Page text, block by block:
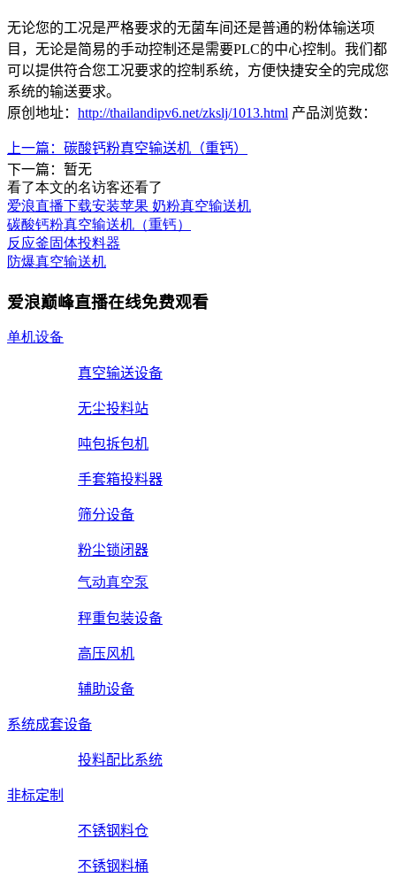
无论您的工况是严格要求的无菌车间还是普通的粉体输送项
目，无论是简易的手动控制还是需要PLC的中心控制。我们都
可以提供符合您工况要求的控制系统，方便快捷安全的完成您
系统的输送要求。
原创地址： http://thailandipv6.net/zkslj/1013.html 产品浏览数：
上一篇：碳酸钙粉真空输送机（重钙）
下一篇：暂无
看了本文的名访客还看了
爱浪直播下载安装苹果 奶粉真空输送机
碳酸钙粉真空输送机（重钙）
反应釜固体投料器
防爆真空输送机
爱浪巅峰直播在线免费观看
单机设备
真空输送设备
无尘投料站
吨包拆包机
手套箱投料器
筛分设备
粉尘锁闭器
气动真空泵
秤重包装设备
高压风机
辅助设备
系统成套设备
投料配比系统
非标定制
不锈钢料仓
不锈钢料桶